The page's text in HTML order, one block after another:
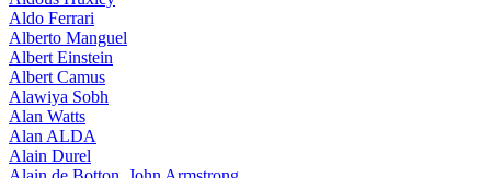
Aldo Ferrari
Alberto Manguel
Albert Einstein
Albert Camus
Alawiya Sobh
Alan Watts
Alan ALDA
Alain Durel